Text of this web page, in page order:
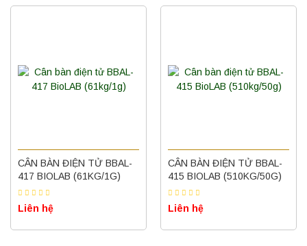
CÂN BÀN ĐIỆN TỬ BBAL-
417 BIOLAB (61KG/1G)
Liên hệ
CÂN BÀN ĐIỆN TỬ BBAL-
415 BIOLAB (510KG/50G)
Liên hệ